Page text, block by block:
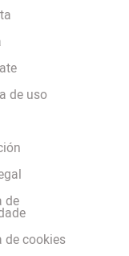
de uso
de
de cookies